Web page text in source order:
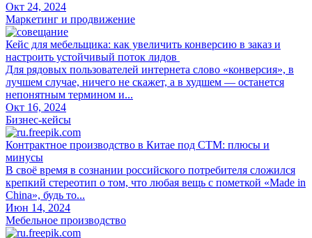
Окт 24, 2024
Маркетинг и продвижение
Кейс для мебельщика: как увеличить конверсию в заказ и
настроить устойчивый поток лидов
Для рядовых пользователей интернета слово «конверсия», в
лучшем случае, ничего не скажет, а в худшем — останется
непонятным термином и...
Окт 16, 2024
Бизнес-кейсы
Контрактное производство в Китае под СТМ: плюсы и
минусы
В своё время в сознании российского потребителя сложился
крепкий стереотип о том, что любая вещь с пометкой «Made in
China», будь то...
Июн 14, 2024
Мебельное производство